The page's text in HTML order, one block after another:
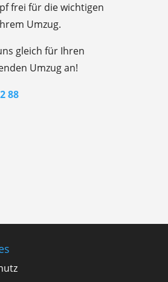
frei für die wichtigen
Umzug.
gleich für Ihren
Umzug an!
88